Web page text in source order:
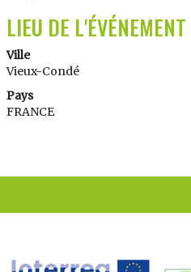
LIEU DE L'ÉVÉNEMENT
Ville
Vieux-Condé
Pays
FRANCE